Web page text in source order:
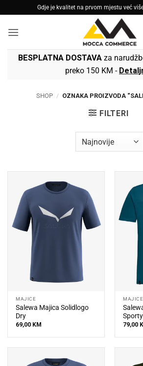
to
content
Gdje je kvalitet na prvom mjestu već
BESPLATNA DOSTAVAza
preko 150 KM -
SHOP / OZNAKA PROIZVODA
FILTERI
MAJICE
Salewa Majica Solidlogo
Dry
69,00 KM
MAJICE
79,00